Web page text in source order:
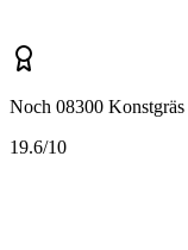
Noch 08300 Konstgräs
19.6/10